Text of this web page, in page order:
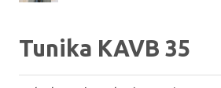
Tunika KAVB 35